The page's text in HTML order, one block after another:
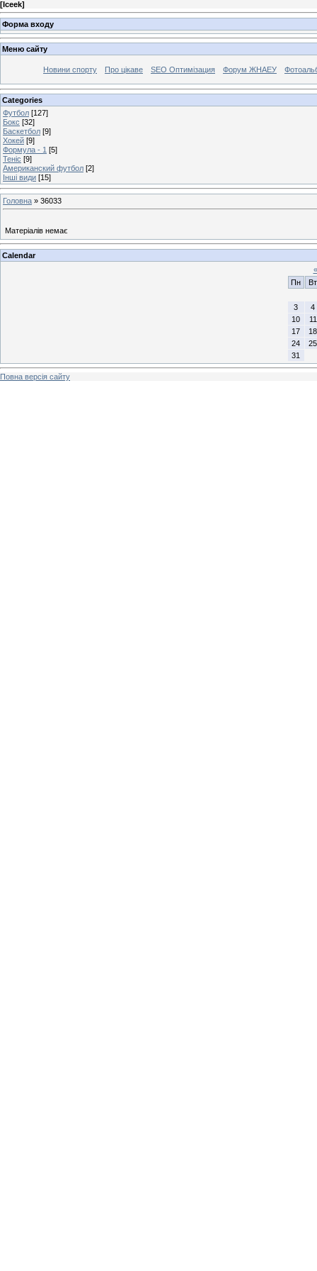
[Iceek]
Форма входу
Меню сайту
Новини спорту Про цікаве SEO Оптимізация Форум ЖНАЕУ
Categories
Футбол [127]
Бокс [32]
Баскетбол [9]
Хокей [9]
Формула - 1 [5]
Теніс [9]
Американский футбол [2]
Інші види [15]
Головна » 36033
Матеріалів немає
Calendar
«
Пн
Вт
3
4
10
11
17
18
24
25
31
Повна версія сайту